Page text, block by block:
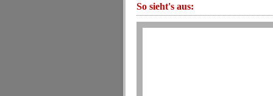
So sieht's aus: